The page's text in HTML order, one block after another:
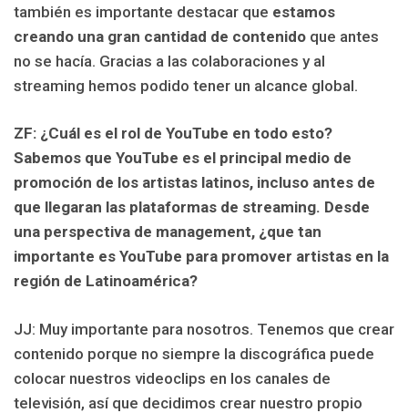
también es importante destacar que estamos
creando una gran cantidad de contenido que antes
no se hacía. Gracias a las colaboraciones y al
streaming hemos podido tener un alcance global.
ZF: ¿Cuál es el rol de YouTube en todo esto?
Sabemos que YouTube es el principal medio de
promoción de los artistas latinos, incluso antes de
que llegaran las plataformas de streaming. Desde
una perspectiva de management, ¿que tan
importante es YouTube para promover artistas en la
región de Latinoamérica?
JJ: Muy importante para nosotros. Tenemos que crear
contenido porque no siempre la discográfica puede
colocar nuestros videoclips en los canales de
televisión, así que decidimos crear nuestro propio